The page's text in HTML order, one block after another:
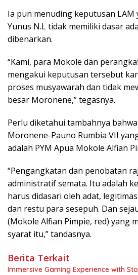
Ia pun menuding keputusan LAM
Yunus N.L tidak memiliki dasar
dibenarkan.
“Kami, para Mokole dan
mengakui keputusan tersebut
proses musyawarah dan tidak
besar Moronene,” tegasnya.
Perlu diketahui tambahnya
Moronene-Pauno Rumbia VII
adalah PYM Apua Mokole Alfian
“Pengangkatan dan penobatan
administratif semata. Itu adalah
harus didasari oleh adat,
dan restu para sesepuh. Dan
(Mokole Alfian Pimpie, red) yang
syarat itu,” tandasnya.
Berita Terkait
Immersive Gaming Experience with